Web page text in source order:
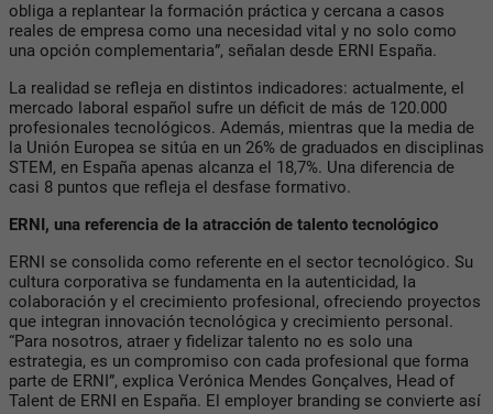
obliga a replantear la formación práctica y cercana a casos
reales de empresa como una necesidad vital y no solo como
una opción complementaria”, señalan desde ERNI España.
La realidad se refleja en distintos indicadores: actualmente, el
mercado laboral español sufre un déficit de más de 120.000
profesionales tecnológicos. Además, mientras que la media de
la Unión Europea se sitúa en un 26% de graduados en disciplinas
STEM, en España apenas alcanza el 18,7%. Una diferencia de
casi 8 puntos que refleja el desfase formativo.
ERNI, una referencia de la atracción de talento tecnológico
ERNI se consolida como referente en el sector tecnológico. Su
cultura corporativa se fundamenta en la autenticidad, la
colaboración y el crecimiento profesional, ofreciendo proyectos
que integran innovación tecnológica y crecimiento personal.
“Para nosotros, atraer y fidelizar talento no es solo una
estrategia, es un compromiso con cada profesional que forma
parte de ERNI”, explica Verónica Mendes Gonçalves, Head of
Talent de ERNI en España. El employer branding se convierte así